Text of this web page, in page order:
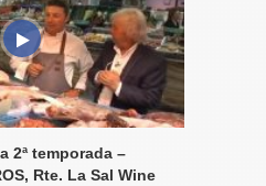
2ª temporada –
Rte. La Sal Wine